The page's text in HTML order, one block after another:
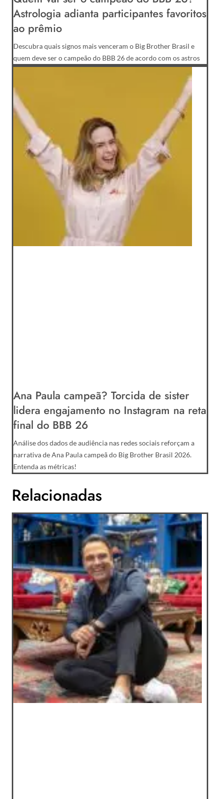
Astrologia adianta participantes favoritos
ao prêmio
Descubra quais signos mais venceram o Big Brother Brasil e
quem deve ser o campeão do BBB 26 de acordo com os astros
Ana Paula campeã? Torcida de sister
lidera engajamento no Instagram na reta
final do BBB 26
Análise dos dados de audiência nas redes sociais reforçam a
narrativa de Ana Paula campeã do Big Brother Brasil 2026.
Entenda as métricas!
Relacionadas